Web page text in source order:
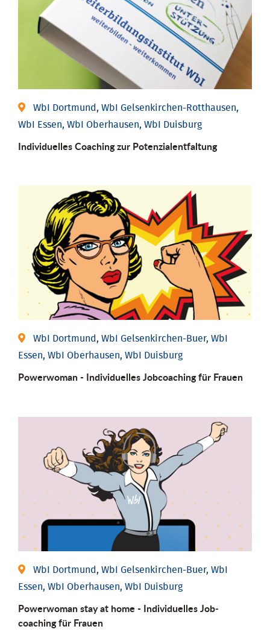
WbI Dortmund, WbI Gelsenkirchen-Rotthausen,
WbI Essen, WbI Oberhausen, WbI Duisburg
Individuelles Coaching zur Potenzialentfaltung
WbI Dortmund, WbI Gelsenkirchen-Buer, WbI
Essen, WbI Oberhausen, WbI Duisburg
Powerwoman - Individu­elles Job­coaching für Frauen
WbI Dortmund, WbI Gelsenkirchen-Buer, WbI
Essen, WbI Oberhausen, WbI Duisburg
Powerwoman stay at home - Individu­elles Job­
coaching für Frauen